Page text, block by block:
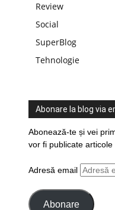
Review
Social
SuperBlog
Tehnologie
Abonare la blog via
Abonează-te și vei
vor fi publicate articole
Adresă email
Abonare